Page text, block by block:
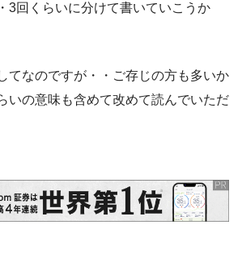
3回くらいに分けて書いていこうか
てなのですが・・ご存じの方も多いか
いの意味も含めて改めて読んでいただ